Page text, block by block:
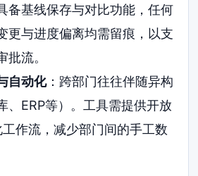
备基线保存与对比功能，任何
更与进度偏离均需留痕，以支
批流。
自动化：跨部门往往伴随异构
、ERP等）。工具需提供开放
作流，减少部门间的手工数